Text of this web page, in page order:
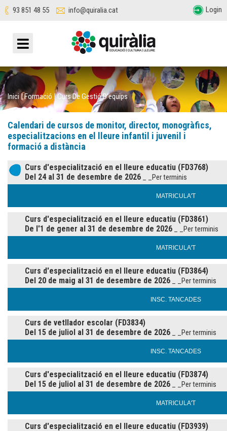
93 851 48 55 info@quiralia.cat Login
Inici|Formació |Curs De Gestió D'equips
Calendari de cursos de monitor, director, monogràfics,
especialitzacions en el lleure infantil i juvenil i
formació a distància
Curs d'especialització en el lleure educatiu (FD3768)
Del 24 al 31 de desembre de 2026 _ _Per terminis
MATRICULA'T
Curs d'especialització en el lleure educatiu (FD3861)
De l'1 de gener al 31 de desembre de 2026 _ _Per terminis
MATRICULA'T
Curs d'especialització en el lleure educatiu (FD3864)
Del 20 de maig al 31 de desembre de 2026 _ _Per terminis
INSC. TANCADES
Curs de vetllador escolar (FD3834)
Del 15 de juliol al 31 de desembre de 2026 _ _Per terminis
INSC. TANCADES
Curs d'especialització en el lleure educatiu (FD3874)
Del 15 de juliol al 31 de desembre de 2026 _ _Per terminis
MATRICULA'T
Curs d'especialització en el lleure educatiu (FD3939)